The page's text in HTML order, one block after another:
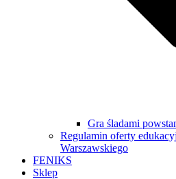
Gra śladami
Regulamin oferty
Warszawskiego
FENIKS
Sklep